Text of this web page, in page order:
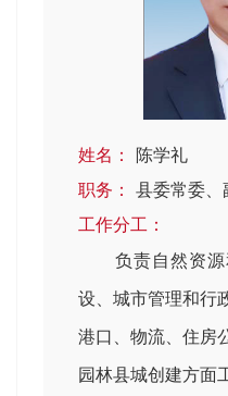
姓名：
陈学礼
职务： 县委常委、
工作分工：
负责自然资源
设、城市管理和行
港口、物流、住房
园林县城创建方面